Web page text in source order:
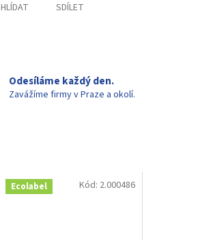
HLÍDAT SDÍLET
Odesíláme každý den.
Zavážíme firmy v Praze a okolí.
Ecolabel Kód: 2.000486